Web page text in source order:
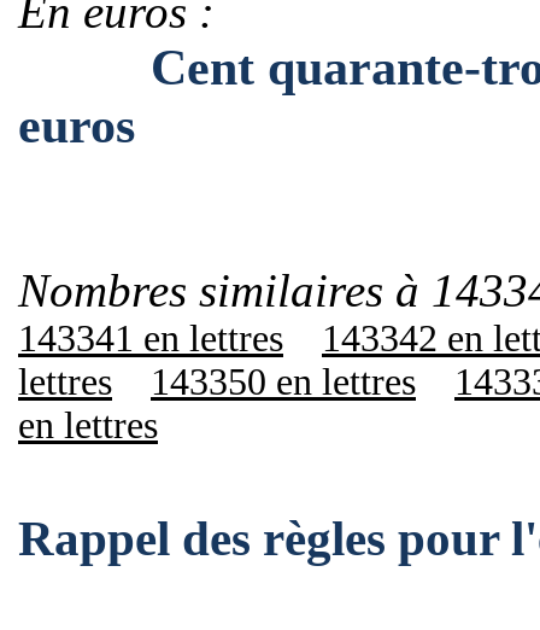
En euros :
Cent quarante-
euros
Nombres similaires à
143341 en lettres
143342 en
lettres
143350 en lettres
en lettres
Rappel des règles pour